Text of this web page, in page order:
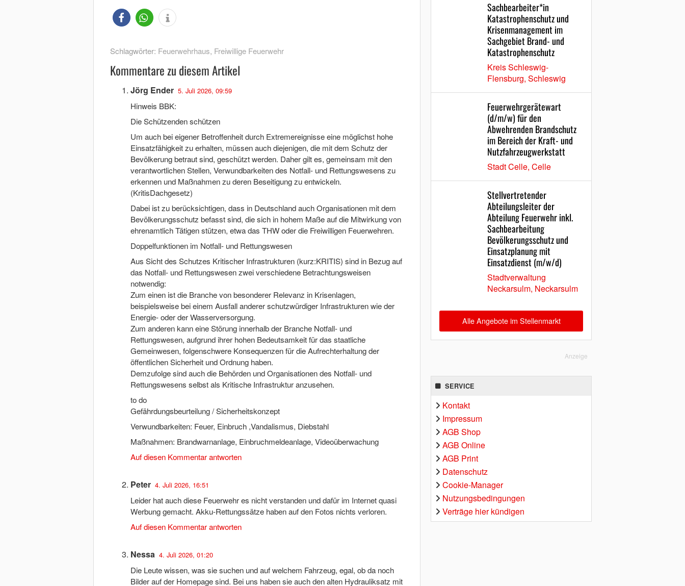
Schlagwörter: Feuerwehrhaus, Freiwillige Feuerwehr
Kommentare zu diesem Artikel
Jörg Ender 5. Juli 2026, 09:59
Hinweis BBK:
Die Schützenden schützen
Um auch bei eigener Betroffenheit durch Extremereignisse eine möglichst hohe
Einsatzfähigkeit zu erhalten, müssen auch diejenigen, die mit dem Schutz der
Bevölkerung betraut sind, geschützt werden. Daher gilt es, gemeinsam mit den
verantwortlichen Stellen, Verwundbarkeiten des Notfall- und Rettungswesens zu
erkennen und Maßnahmen zu deren Beseitigung zu entwickeln.
(KritisDachgesetz)
Dabei ist zu berücksichtigen, dass in Deutschland auch Organisationen mit dem
Bevölkerungsschutz befasst sind, die sich in hohem Maße auf die Mitwirkung von
ehrenamtlich Tätigen stützen, etwa das THW oder die Freiwilligen Feuerwehren.
Doppelfunktionen im Notfall- und Rettungswesen
Aus Sicht des Schutzes Kritischer Infrastrukturen (kurz:KRITIS) sind in Bezug auf
das Notfall- und Rettungswesen zwei verschiedene Betrachtungsweisen
notwendig:
Zum einen ist die Branche von besonderer Relevanz in Krisenlagen,
beispielsweise bei einem Ausfall anderer schutzwürdiger Infrastrukturen wie der
Energie- oder der Wasserversorgung.
Zum anderen kann eine Störung innerhalb der Branche Notfall- und
Rettungswesen, aufgrund ihrer hohen Bedeutsamkeit für das staatliche
Gemeinwesen, folgenschwere Konsequenzen für die Aufrechterhaltung der
öffentlichen Sicherheit und Ordnung haben.
Demzufolge sind auch die Behörden und Organisationen des Notfall- und
Rettungswesens selbst als Kritische Infrastruktur anzusehen.
to do
Gefährdungsbeurteilung / Sicherheitskonzept
Verwundbarkeiten: Feuer, Einbruch ,Vandalismus, Diebstahl
Maßnahmen: Brandwarnanlage, Einbruchmeldeanlage, Videoüberwachung
Auf diesen Kommentar antworten
Peter 4. Juli 2026, 16:51
Leider hat auch diese Feuerwehr es nicht verstanden und dafür im Internet quasi
Werbung gemacht. Akku-Rettungssätze haben auf den Fotos nichts verloren.
Auf diesen Kommentar antworten
Nessa 4. Juli 2026, 01:20
Die Leute wissen, was sie suchen und auf welchem Fahrzeug, egal, ob da noch
Bilder auf der Homepage sind. Bei uns haben sie auch den alten Hydrauliksatz mit
Sachbearbeiter*in
Katastrophenschutz und
Krisenmanagement im
Sachgebiet Brand- und
Katastrophenschutz
Kreis Schleswig-
Flensburg, Schleswig
Feuerwehrgerätewart
(d/m/w) für den
Abwehrenden Brandschutz
im Bereich der Kraft- und
Nutzfahrzeugwerkstatt
Stadt Celle, Celle
Stellvertretender
Abteilungsleiter der
Abteilung Feuerwehr inkl.
Sachbearbeitung
Bevölkerungsschutz und
Einsatzplanung mit
Einsatzdienst (m/w/d)
Stadtverwaltung
Neckarsulm, Neckarsulm
Alle Angebote im Stellenmarkt
Anzeige
SERVICE
Kontakt
Impressum
AGB Shop
AGB Online
AGB Print
Datenschutz
Cookie-Manager
Nutzungsbedingungen
Verträge hier kündigen